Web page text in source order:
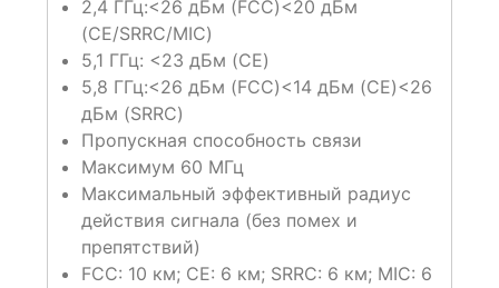
2,4 ГГц:<26 дБм (FCC)<20 дБм
(CE/SRRC/MIC)
5,1 ГГц: <23 дБм (CE)
5,8 ГГц:<26 дБм (FCC)<14 дБм (CE)<26
дБм (SRRC)
Пропускная способность связи
Максимум 60 МГц
Максимальный эффективный радиус
действия сигнала (без помех и
препятствий)
FCC: 10 км; CE: 6 км; SRRC: 6 км; MIC: 6